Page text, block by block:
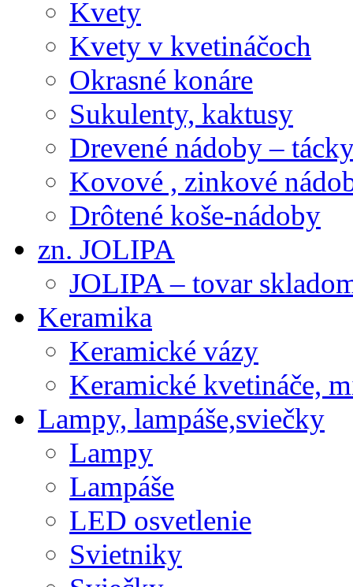
Kvety
Kvety v kvetináčoch
Okrasné konáre
Sukulenty, kaktusy
Drevené nádoby –
Kovové , zinkové
Drôtené koše-nádoby
zn. JOLIPA
JOLIPA – tovar
Keramika
Keramické vázy
Keramické kvetináče,
Lampy, lampáše,sviečky
Lampy
Lampáše
LED osvetlenie
Svietniky